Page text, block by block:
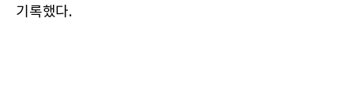
기록했다.